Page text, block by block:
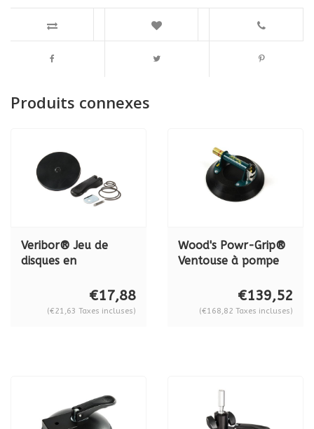
Produits connexes
Veribor® Jeu de
disques en
rechange, ø 120 mm
BO 614.032
€17,88
(€21,63 Taxes incluses)
Wood's Powr-Grip®
Ventouse à pompe
€139,52
(€168,82 Taxes incluses)